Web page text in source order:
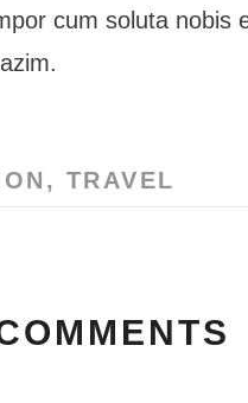
cum soluta nobis
, TRAVEL